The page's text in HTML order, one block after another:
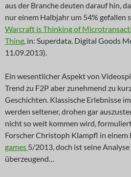
aus der Branche deuten darauf hin,
nur einem Halbjahr um 54% gefallen
Warcraft is Thinking of
Thing, in: Superdata. Digital Goods
11.09.2013).
Ein wesentlicher Aspekt von
Trend zu F2P aber zunehmend zu
Geschichten. Klassische Erlebnisse
werden seltener, drohen gar
nicht so weit kommen wird,
Forscher Christoph Klampfl in einem
games 5/2013, doch ist seine
überzeugend…